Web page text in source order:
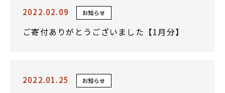
2022.02.09 お知らせ
ご寄付ありがとうございました【1月分】
2022.01.25 お知らせ